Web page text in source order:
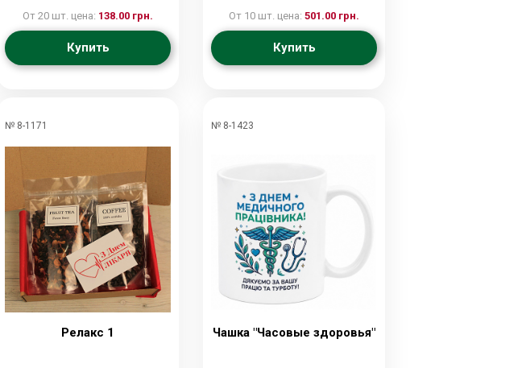
От 20 шт. цена: 138.00 грн.
Купить
От 10 шт. цена: 501.00 грн.
Купить
№ 8-1171
Релакс 1
№ 8-1423
Чашка "Часовые здоровья"